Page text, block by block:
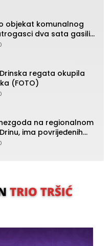
objekat komunalnog
dva sata gasili
regata okupila
(FOTO)
na regionalnom
ima povrijeđenih